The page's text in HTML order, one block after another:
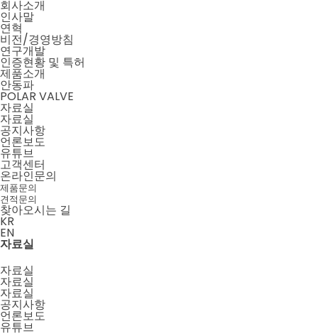
회사소개
인사말
연혁
비전/경영방침
연구개발
인증현황 및 특허
제품소개
안동파
POLAR VALVE
자료실
자료실
공지사항
언론보도
유튜브
고객센터
온라인문의
제품문의
견적문의
찾아오시는 길
KR
EN
메뉴 닫기
메뉴 열기
자료실
자료실
자료실
자료실
공지사항
언론보도
유튜브